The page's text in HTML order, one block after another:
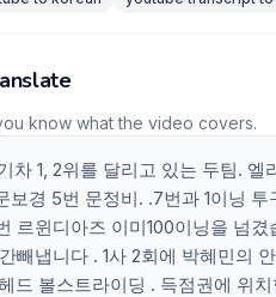
know what the video covers.
차 1, 2위를 달리고 있는 두팀.
경 5번 문정비. .7번과 1이닝
윈디아즈 이미100이닝을 넘겼
빼냅니다 . 1사 2회에 박혜민의
드 볼스트라이딩 . 득점권에 위